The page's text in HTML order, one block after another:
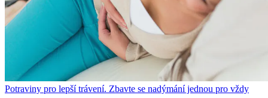
Potraviny pro lepší trávení. Zbavte se nadýmání jednou pro vždy